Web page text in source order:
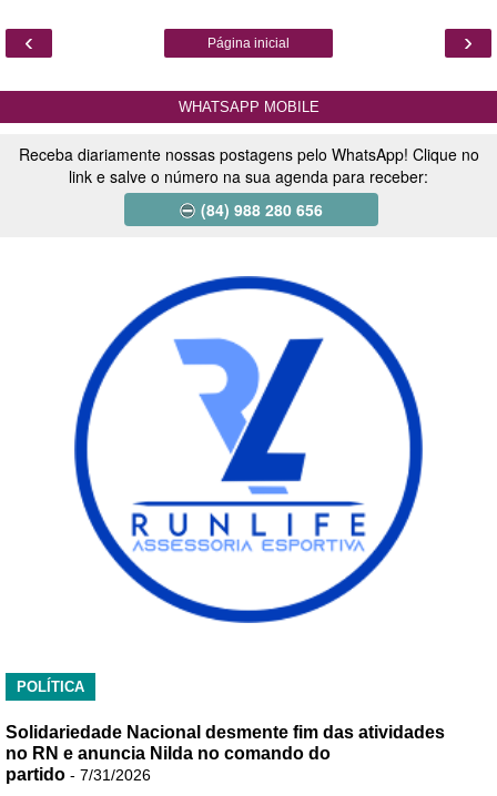
‹ ›
Página inicial
WHATSAPP MOBILE
Receba diariamente nossas postagens pelo WhatsApp! Clique no
link e salve o número na sua agenda para receber:
(84) 988 280 656
POLÍTICA
Solidariedade Nacional desmente fim das atividades
no RN e anuncia Nilda no comando do
partido - 7/31/2026